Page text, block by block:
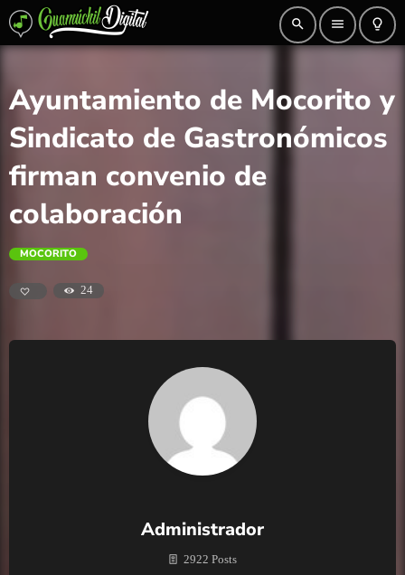
search menu lightbulb_outline
Ayuntamiento de Mocorito y
Sindicato de Gastronómicos
firman convenio de
colaboración
MOCORITO
24
Administrador
2922 Posts